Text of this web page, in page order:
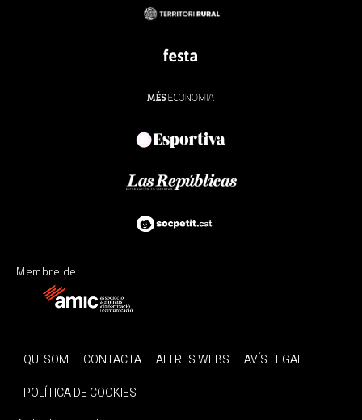
Membre de:
QUI SOM CONTACTA ALTRES WEBS
AVÍS LEGAL
POLÍTICA DE COOKIES